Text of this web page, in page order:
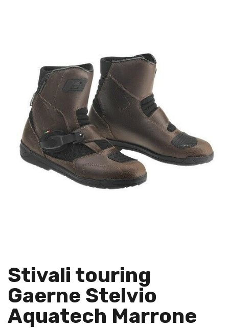
Stivali touring
Gaerne Stelvio
Aquatech Marrone